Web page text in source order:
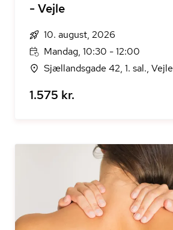
- Vejle
10. august, 2026
Mandag, 10:30 - 12:00
Sjællandsgade 42, 1. sal., Vejle
1.575 kr.